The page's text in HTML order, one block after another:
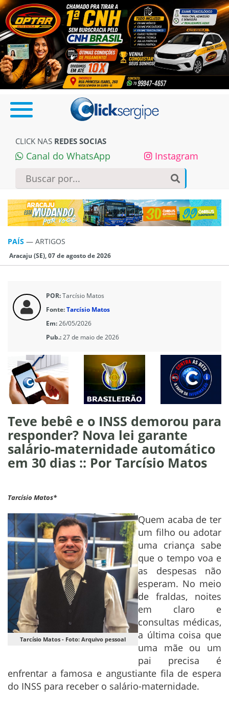
CLICK NAS REDES SOCIAS
Canal do WhatsApp Instagram
PAÍS — ARTIGOS
Aracaju (SE), 07 de agosto de 2026
POR:Tarcísio Matos
Fonte:Tarcísio Matos
Em:26/05/2026
Pub.:27 de maio de 2026
Teve bebê e o INSS demorou para
responder? Nova lei garante
salário-maternidade automático
em 30 dias :: Por Tarcísio Matos
Tarcísio Matos*
Tarcísio Matos - Foto: Arquivo pessoal
Quem acaba de ter
um filho ou adotar
uma criança sabe
que o tempo voa e
as despesas não
esperam. No meio
de fraldas, noites
em claro e
consultas médicas,
a última coisa que
uma mãe ou um
pai precisa é
enfrentar a famosa e angustiante fila de espera
do INSS para receber o salário-maternidade.